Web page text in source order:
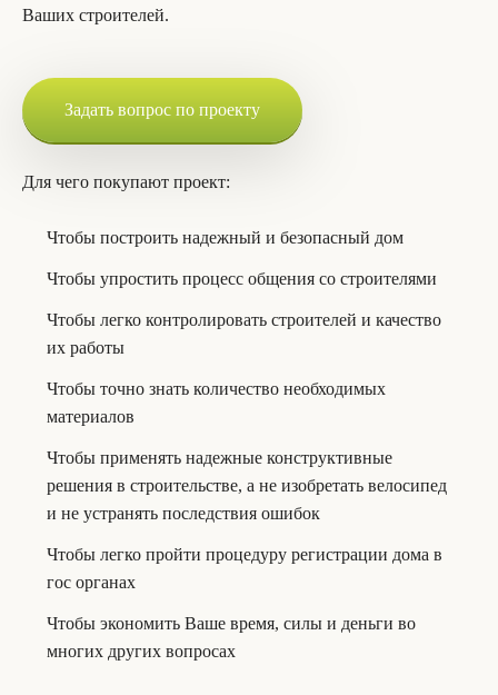
Ваших строителей.
Задать вопрос по проекту
Для чего покупают проект:
Чтобы построить надежный и безопасный дом
Чтобы упростить процесс общения со строителями
Чтобы легко контролировать строителей и качество
их работы
Чтобы точно знать количество необходимых
материалов
Чтобы применять надежные конструктивные
решения в строительстве, а не изобретать велосипед
и не устранять последствия ошибок
Чтобы легко пройти процедуру регистрации дома в
гос органах
Чтобы экономить Ваше время, силы и деньги во
многих других вопросах